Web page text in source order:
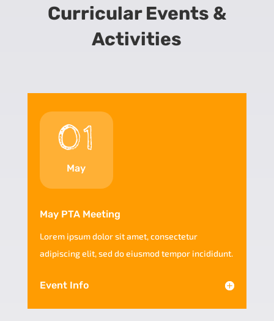
Curricular Events &
Activities
01
May
May PTA Meeting
Lorem ipsum dolor sit amet, consectetur
adipiscing elit, sed do eiusmod tempor incididunt.
Event Info